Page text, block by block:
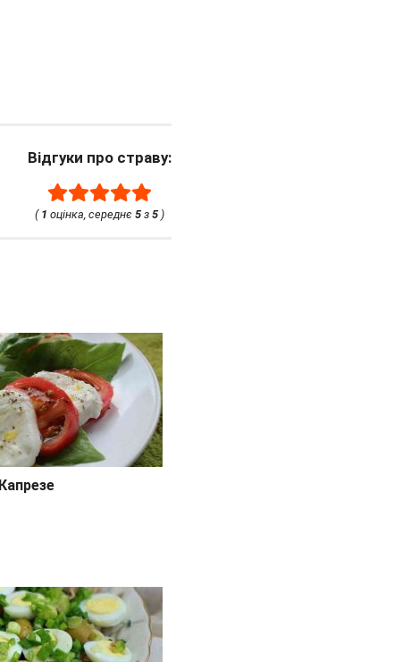
Відгуки про страву:
( 1 оцінка, середнє 5 з 5 )
Капрезе